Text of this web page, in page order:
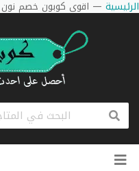
الرئيسية — اقوى كوبون خصم نون
تخطي